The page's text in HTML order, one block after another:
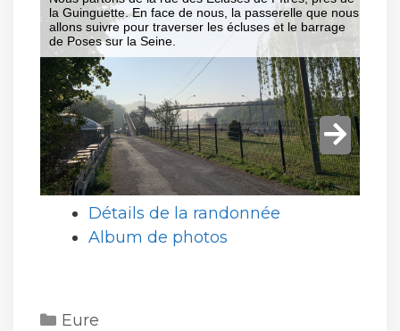
Détails de la randonnée
Album de photos
Catégories
Eure